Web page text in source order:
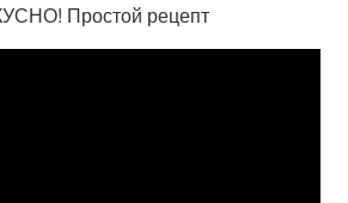
Простой рецепт